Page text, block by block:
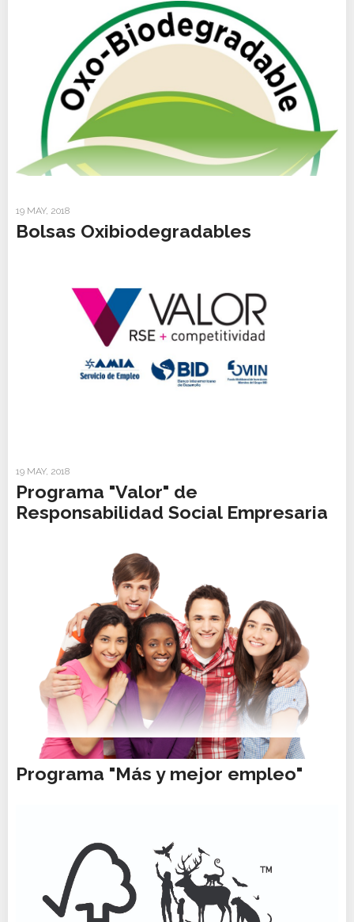
19 MAY, 2018
Bolsas Oxibiodegradables
19 MAY, 2018
Programa "Valor" de
Responsabilidad Social Empresaria
19 MAY, 2018
Programa "Más y mejor empleo"